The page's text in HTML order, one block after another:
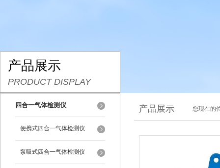
产品展示
PRODUCT DISPLAY
四合一气体检测仪
便携式四合一气体检测仪
泵吸式四合一气体检测仪
产品展示 您现在的